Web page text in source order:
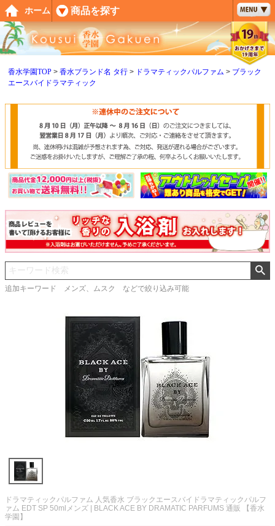
香水学園TOP 香水ブランド名 タ行 ドラマティックパルファム
ブラック
エースバイドラマティック
追加キーワード メンズ、ムスク などで絞り込み可能
ドラマティックパルファム 人気香水 ブラックエースバイドラマティックパルフ
ァム EDT SP 50mlメンズ | BLACK ACE BY DRAMATIC PARFUMS 通販 【香水
学園】
ペー
ジト
ップ
へ
ホーム 商品を探す